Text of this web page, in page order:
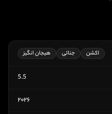
اکشن جنائی هیجان انگیز
5.5
۲۰۲۶